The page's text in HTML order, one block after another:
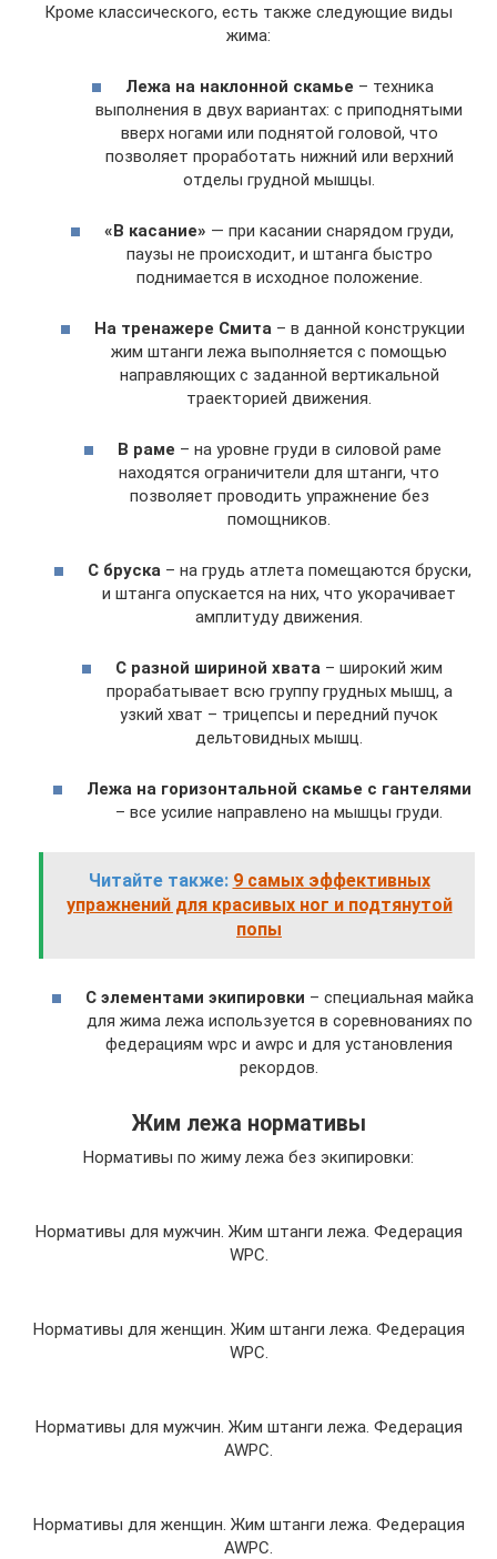
Кроме классического, есть также следующие виды
жима:
Лежа на наклонной скамье – техника
выполнения в двух вариантах: с приподнятыми
вверх ногами или поднятой головой, что
позволяет проработать нижний или верхний
отделы грудной мышцы.
«В касание» — при касании снарядом груди,
паузы не происходит, и штанга быстро
поднимается в исходное положение.
На тренажере Смита– в данной конструкции
жим штанги лежа выполняется с помощью
направляющих с заданной вертикальной
траекторией движения.
В раме – на уровне груди в силовой раме
находятся ограничители для штанги, что
позволяет проводить упражнение без
помощников.
С бруска– на грудь атлета помещаются бруски,
и штанга опускается на них, что укорачивает
амплитуду движения.
С разной шириной хвата – широкий жим
прорабатывает всю группу грудных мышц, а
узкий хват – трицепсы и передний пучок
дельтовидных мышц.
Лежа на горизонтальной скамье с гантелями
– все усилие направлено на мышцы груди.
Читайте также: 9 самых эффективных
упражнений для красивых ног и подтянутой
попы
С элементами экипировки – специальная майка
для жима лежа используется в соревнованиях по
федерациям wpc и awpc и для установления
рекордов.
Жим лежа нормативы
Нормативы по жиму лежа без экипировки:
Нормативы для мужчин. Жим штанги лежа. Федерация
WPC.
Нормативы для женщин. Жим штанги лежа. Федерация
WPC.
Нормативы для мужчин. Жим штанги лежа. Федерация
AWPC.
Нормативы для женщин. Жим штанги лежа. Федерация
AWPC.